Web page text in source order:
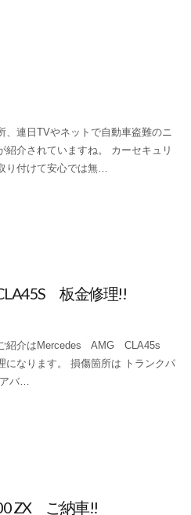
、連日TVやネットで自動車盗難のニ
紹介されていますね。 カーセキュリ
り付けて安心では無…
板金修理!!
紹介はMercedes AMG CLA45s
になります。 損傷箇所は トランクパ
バ…
ZX ご納車!!